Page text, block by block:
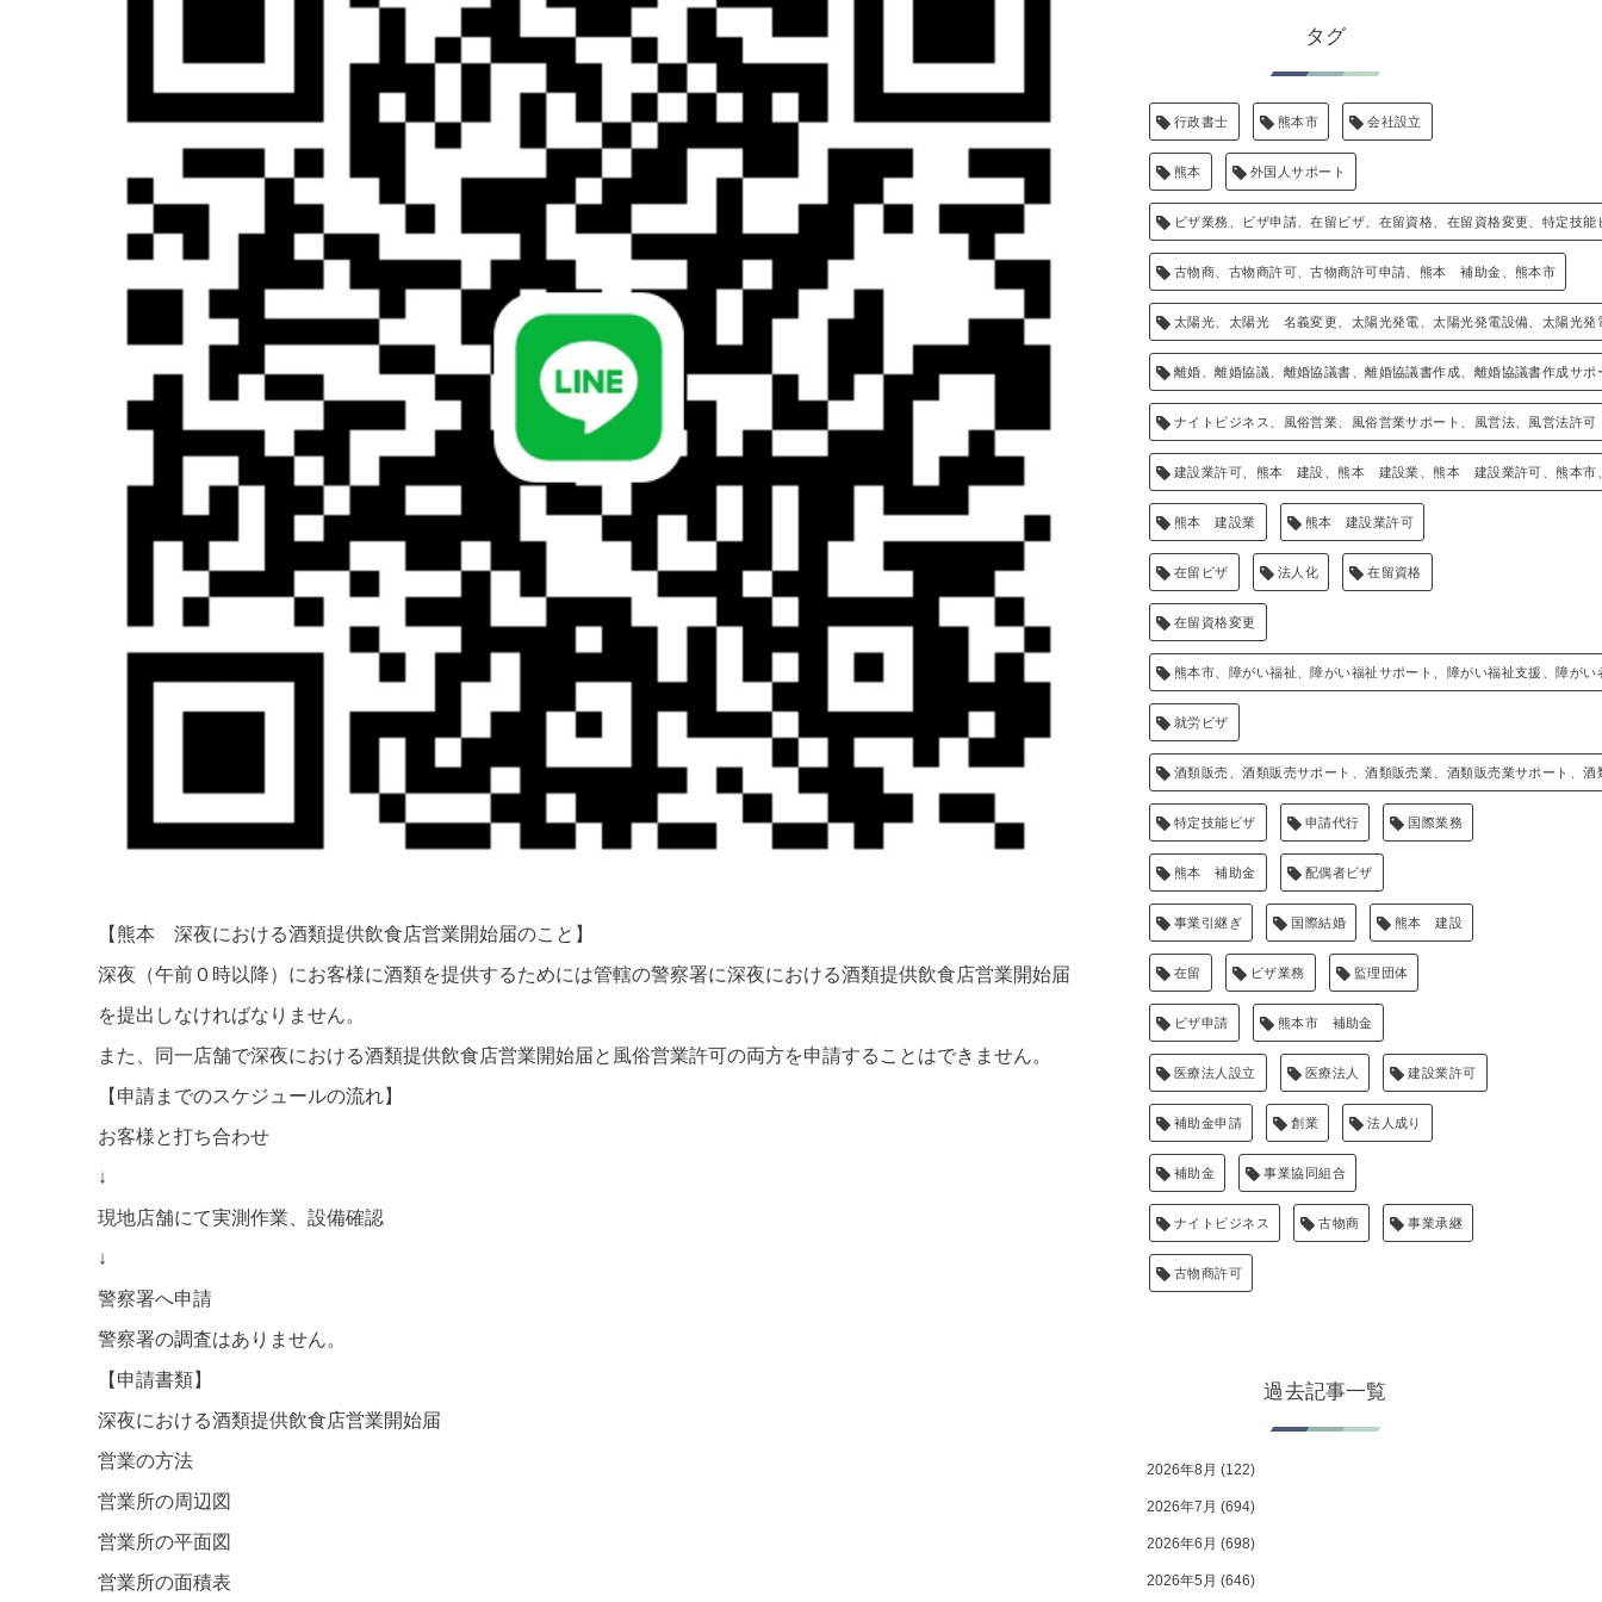
【熊本 深夜における酒類提供飲食店営業開始届のこと】
深夜（午前０時以降）にお客様に酒類を提供するためには管轄の警察署に深夜における酒類提供飲食店営業開始届
を提出しなければなりません。
また、同一店舗で深夜における酒類提供飲食店営業開始届と風俗営業許可の両方を申請することはできません。
【申請までのスケジュールの流れ】
お客様と打ち合わせ
↓
現地店舗にて実測作業、設備確認
↓
警察署へ申請
警察署の調査はありません。
【申請書類】
深夜における酒類提供飲食店営業開始届
営業の方法
営業所の周辺図
営業所の平面図
営業所の面積表
タグ
行政書士 熊本市 会社設立
熊本 外国人サポート
ビザ業務、ビザ申請、在留ビザ、在留資格、在留資格変更、特定技能
古物商、古物商許可、古物商許可申請、熊本 補助金、熊本市
太陽光、太陽光 名義変更、太陽光発電、太陽光発電設備、太陽光
離婚、離婚協議、離婚協議書、離婚協議書作成、離婚協議書作成サポ
ナイトビジネス、風俗営業、風俗営業サポート、風営法、風営法許可
建設業許可、熊本 建設、熊本 建設業、熊本 建設業許可、熊本市
熊本 建設業 熊本 建設業許可
在留ビザ 法人化 在留資格
在留資格変更
熊本市、障がい福祉、障がい福祉サポート、障がい福祉支援、障がい
就労ビザ
酒類販売、酒類販売サポート、酒類販売業、酒類販売業サポート、
特定技能ビザ 申請代行 国際業務
熊本 補助金 配偶者ビザ
事業引継ぎ 国際結婚 熊本 建設
在留 ビザ業務 監理団体
ビザ申請 熊本市 補助金
医療法人設立 医療法人 建設業許可
補助金申請 創業 法人成り
補助金 事業協同組合
ナイトビジネス 古物商 事業承継
古物商許可
過去記事一覧
2026年8月 (122)
2026年7月 (694)
2026年6月 (698)
2026年5月 (646)